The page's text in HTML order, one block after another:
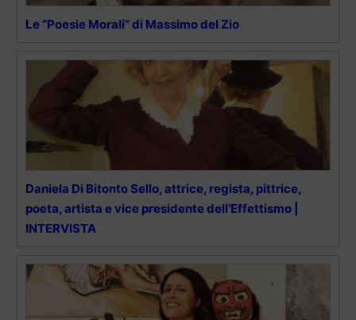
Le “Poesie Morali” di Massimo del Zio
Daniela Di Bitonto Sello, attrice, regista, pittrice,
poeta, artista e vice presidente dell’Effettismo |
INTERVISTA